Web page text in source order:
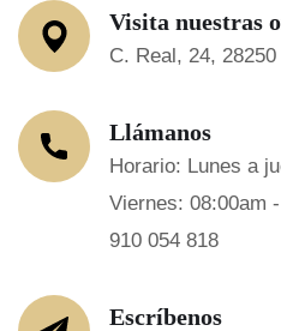
Visita nuestras
C. Real, 24,
Llámanos
Horario: Lunes a
Viernes: 08:00am
910 054 818
Escríbenos